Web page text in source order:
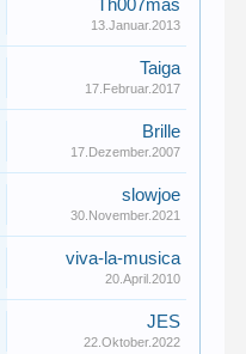
Th007mas
13.Januar.2013
Taiga
17.Februar.2017
Brille
17.Dezember.2007
slowjoe
30.November.2021
viva-la-musica
20.April.2010
JES
22.Oktober.2022